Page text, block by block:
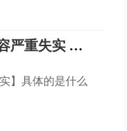
深圳现大量断供房？监管部门辟谣：视频内容严重失实 具体是什么情况?
】具体的是什么